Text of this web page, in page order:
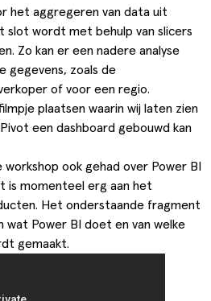
het aggregeren van data uit
slot wordt met behulp van slicers
Zo kan er een nadere analyse
gegevens, zoals de
of voor een regio.
plaatsen waarin wij laten zien
een dashboard gebouwd kan
ook gehad over Power BI
is momenteel erg aan het
Het onderstaande fragment
Power BI doet en van welke
gemaakt.